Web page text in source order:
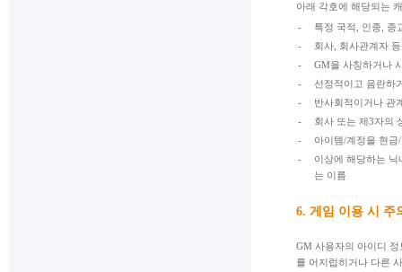
아래 각호에 해당되는
-
특정 국적, 인종, 종
-
회사, 회사관계자
-
GM을 사칭하거나
-
선정적이고 음란하
-
반사회적이거나 관
-
회사 또는 제3자의
-
아이템/계정을 현
-
이상에 해당하는
는 이름
6. 게임 이용 시 주
GM 사용자의 아이디
를 어지럽히거나 다른